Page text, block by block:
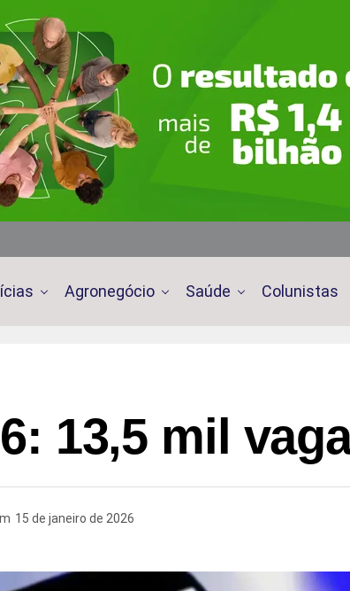
Agronegócio Saúde Colunistas
13,5 mil
15 de janeiro de 2026